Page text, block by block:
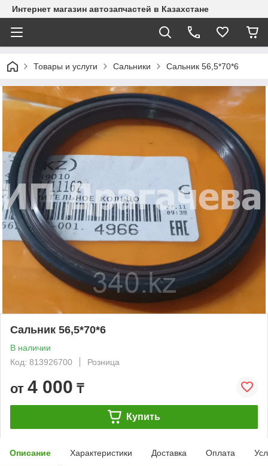
Интернет магазин автозапчастей в Казахстане
Товары и услуги Сальники Сальник 56,5*70*6
Сальник 56,5*70*6
В наличии
Код: 813926700
Розница
от 4 000 ₸
Купить
Описание Характеристики Доставка Оплата